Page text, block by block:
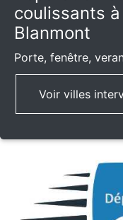
coulissants
Blanmont
Porte, fenêtre,
Voir villes